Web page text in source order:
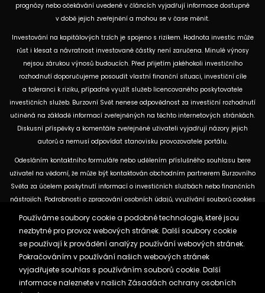
prognózy nebo očekávání uvedené v článcích vyjadřují informace dostupné
v době jejich zveřejnění a mohou se v čase měnit.
Investování na kapitálových trzích je spojeno s rizikem. Hodnota investic může
růst i klesat a návratnost investované částky není zaručena. Minulé výnosy
nejsou zárukou výnosů budoucích. Před přijetím jakéhokoli investičního
rozhodnutí doporučujeme posoudit vlastní finanční situaci, investiční cíle
a toleranci k riziku, případně využít služeb licencovaného poskytovatele
investičních služeb. Burzovní Svět nenese odpovědnost za investiční rozhodnutí
učiněná na základě informací zveřejněných na těchto internetových stránkách.
Diskusní příspěvky a komentáře zveřejněné uživateli vyjadřují názory jejich
autorů a nemusí odpovídat stanovisku provozovatele portálu.
Odesláním kontaktního formuláře nebo udělením příslušného souhlasu bere
uživatel na vědomí, že může být kontaktován obchodním partnerem Burzovního
Světa za účelem poskytnutí informací o investičních službách nebo finančních
nástrojích. Podrobnosti o zpracování osobních údajů, využívání souborů cookies
dostupných na těchto internetových stránkách. U jednotlivých článků mohou
být uvedeny informace o použitých zdrojích, datu původní analýzy nebo datu,
ke kterému se vztahují uvedené tržní údaje.
Zásady ochrany osobních údajů a cookies
Používáme soubory cookie a podobné technologie, které jsou
nezbytné pro provoz webových stránek. Další soubory cookie
se používají k provádění analýzy používání webových stránek.
Pokračováním v používání našich webových stránek
vyjadřujete souhlas s používáním souborů cookie. Další
informace naleznete v našich Zásadách ochrany osobních